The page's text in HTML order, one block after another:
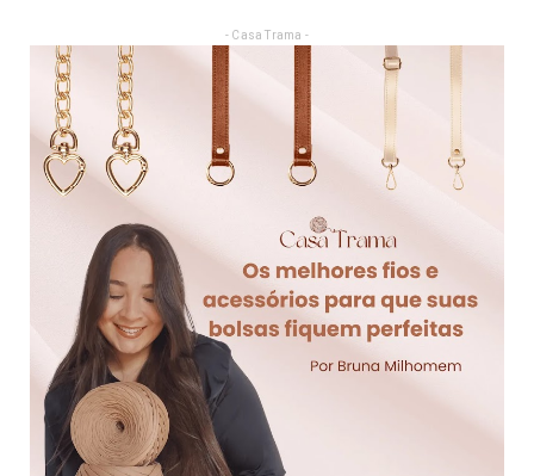
- Casa Trama -